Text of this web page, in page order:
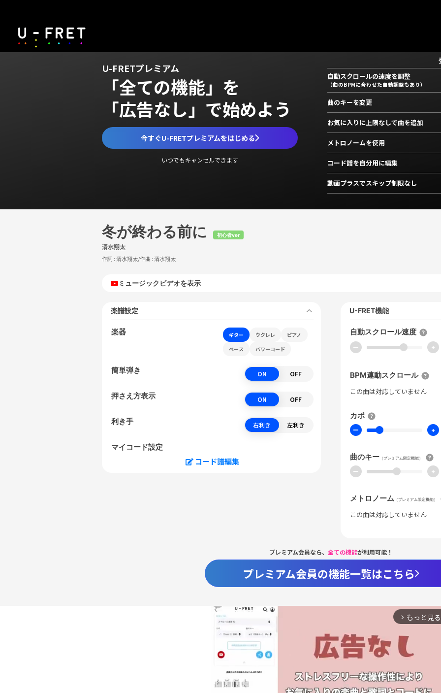
U-FRETプレミアム
「全ての機能」を
「広告なし」で始めよう
今すぐU-FRETプレミアムをはじめる
いつでもキャンセルできます
自動スクロールの速度を調整
（曲のBPMに合わせた自動調整もあり）
曲のキーを変更
お気に入りに上限なしで曲を追加
メトロノームを使用
コード譜を自分用に編集
動画プラスでスキップ制限なし
冬が終わる前に 初心者ver
清水翔太
作詞 :清水翔太/作曲 :清水翔太
ミュージックビデオを表示
楽譜設定
楽器 ギター ウクレレ
ピアノ
ベース
パワーコード
簡単弾き ON OFF
押さえ方表示 ON OFF
利き手 右利き 左利き
マイコード設定
コード譜編集
U-FRET機能
自動スクロール速度
ー +
BPM連動スクロール
この曲は対応していません
カポ
ー +
曲のキー （プレミアム限定機能）
ー +
メトロノーム （プレミアム限定機能）
この曲は対応していません
プレミアム会員なら、 全ての機能が利用可能！
プレミアム会員の機能一覧はこちら
arrow_forward_ios もっと見る